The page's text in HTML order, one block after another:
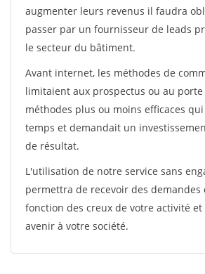
augmenter leurs revenus il faudra
passer par un fournisseur de leads
le secteur du bâtiment.
Avant internet, les méthodes de
limitaient aux prospectus ou au porte
méthodes plus ou moins efficaces
temps et demandait un
de résultat.
L'utilisation de notre service sans
permettra de recevoir des demandes
fonction des creux de votre activité
avenir à votre société.